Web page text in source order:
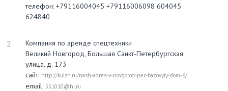
телефон: +79116004045 +79116006098 604045
624840
2
Компания по аренде спецтехники
Великий Новгород, Большая Санкт-Петербургская
улица, д. 173
сайт: http://kulsh.ru/nash-adres-v-novgorod-per-bazovyiy-dom-6/
email: 551010@hi.ru